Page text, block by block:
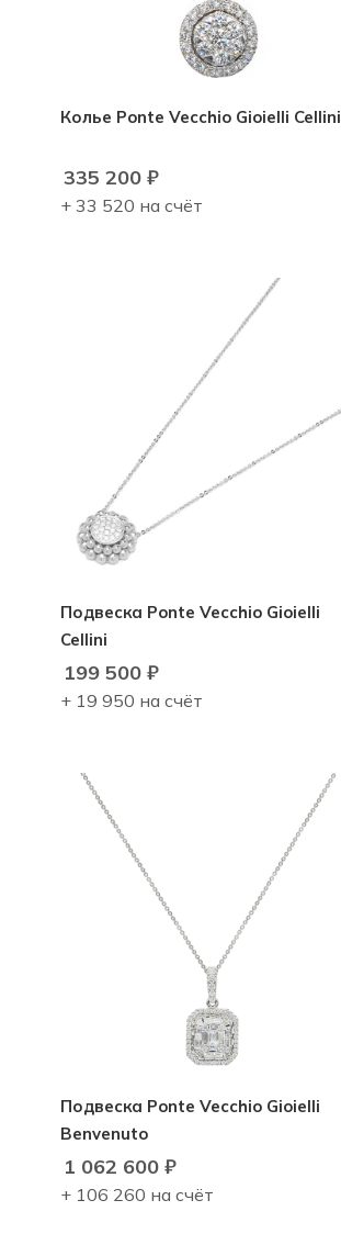
Колье Ponte Vecchio Gioielli Cellini
335 200 ₽
+ 33 520 на счёт
Подвеска Ponte Vecchio Gioielli
Cellini
199 500 ₽
+ 19 950 на счёт
Подвеска Ponte Vecchio Gioielli
Benvenuto
1 062 600 ₽
+ 106 260 на счёт